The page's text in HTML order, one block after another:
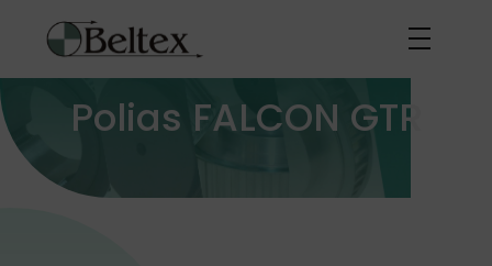
Polias FALCON GTR